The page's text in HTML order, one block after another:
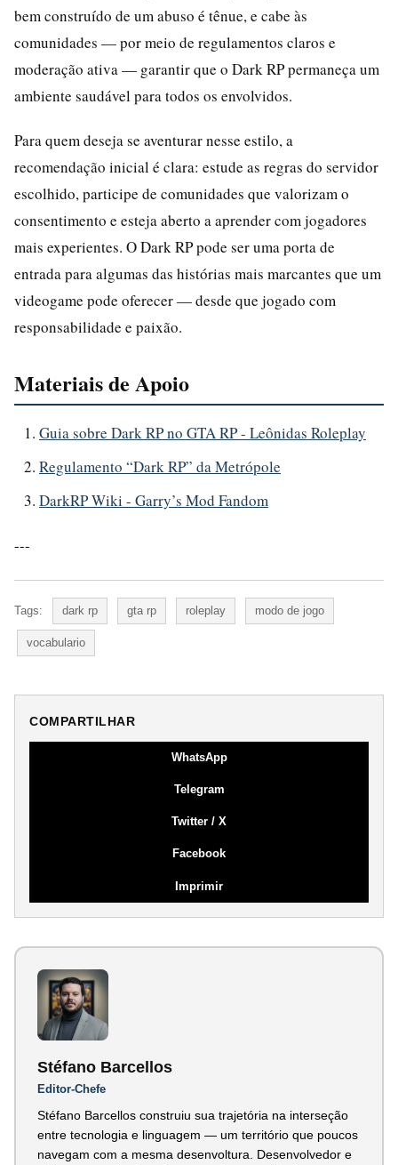
bem construído de um abuso é tênue, e cabe às
comunidades — por meio de regulamentos claros e
moderação ativa — garantir que o Dark RP permaneça um
ambiente saudável para todos os envolvidos.
Para quem deseja se aventurar nesse estilo, a
recomendação inicial é clara: estude as regras do servidor
escolhido, participe de comunidades que valorizam o
consentimento e esteja aberto a aprender com jogadores
mais experientes. O Dark RP pode ser uma porta de
entrada para algumas das histórias mais marcantes que um
videogame pode oferecer — desde que jogado com
responsabilidade e paixão.
Materiais de Apoio
Guia sobre Dark RP no GTA RP - Leônidas Roleplay
Regulamento “Dark RP” da Metrópole
DarkRP Wiki - Garry’s Mod Fandom
---
Tags: dark rp gta rp roleplay modo de jogo
vocabulario
COMPARTILHAR
WhatsApp
Telegram
Twitter / X
Facebook
Imprimir
Stéfano Barcellos
Editor-Chefe
Stéfano Barcellos construiu sua trajetória na interseção
entre tecnologia e linguagem — um território que poucos
navegam com a mesma desenvoltura. Desenvolvedor e